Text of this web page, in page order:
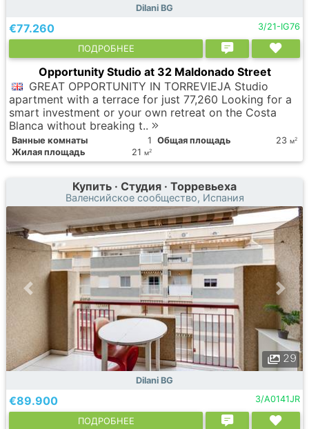
Dilani BG
€77.260 3/21-IG76
ПОДРОБНЕЕ
Opportunity Studio at 32 Maldonado Street
GREAT OPPORTUNITY IN TORREVIEJA Studio
apartment with a terrace for just 77,260 Looking for a
smart investment or your own retreat on the Costa
Blanca without breaking t..
Ванные комнаты 1 Общая площадь 23 м2
Жилая площадь 21 м2
Купить · Студия · Торревьеха
Валенсийское сообщество, Испания
29
Dilani BG
€89.900 3/A0141JR
ПОДРОБНЕЕ